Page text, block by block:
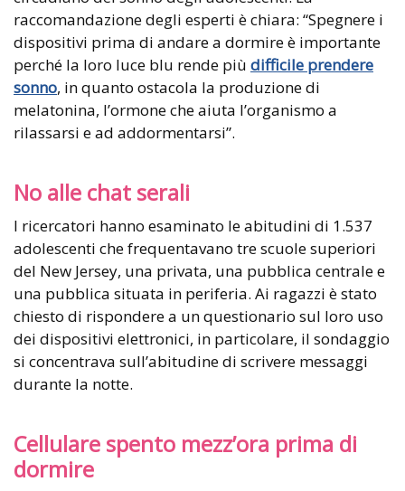
raccomandazione degli esperti è chiara: “Spegnere i
dispositivi prima di andare a dormire è importante
perché la loro luce blu rende più difficile prendere
sonno, in quanto ostacola la produzione di
melatonina, l’ormone che aiuta l’organismo a
rilassarsi e ad addormentarsi”.
No alle chat serali
I ricercatori hanno esaminato le abitudini di 1.537
adolescenti che frequentavano tre scuole superiori
del New Jersey, una privata, una pubblica centrale e
una pubblica situata in periferia. Ai ragazzi è stato
chiesto di rispondere a un questionario sul loro uso
dei dispositivi elettronici, in particolare, il sondaggio
si concentrava sull’abitudine di scrivere messaggi
durante la notte.
Cellulare spento mezz’ora prima di
dormire